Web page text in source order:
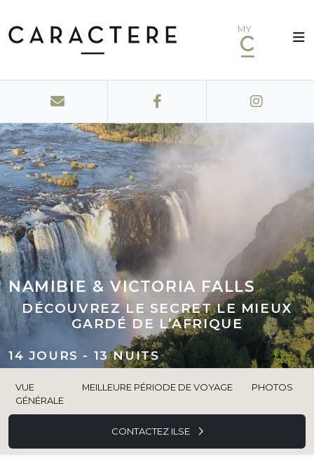
MY
NAMIBIE & VICTORIA FALLS
DÉCOUVREZ LE SECRET LE MIEUX
GARDÉ DE L’AFRIQUE
14 JOURS - 13 NUITS
VUE
GÉNÉRALE
MEILLEURE PÉRIODE DE VOYAGE PHOTOS
CONTACTEZ ILSE